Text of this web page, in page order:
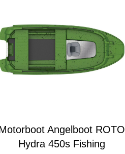
Angelboot ROTO
Hydra 450s Fishing